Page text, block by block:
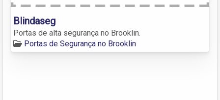
Blindaseg
Portas de alta segurança no Brooklin.
Portas de Segurança no Brooklin